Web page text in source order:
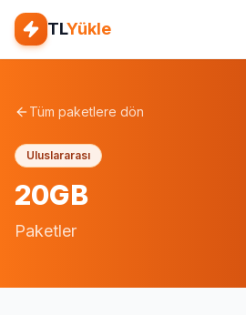
TLYükle
Tüm paketlere dön
Uluslararası
20GB
Paketler